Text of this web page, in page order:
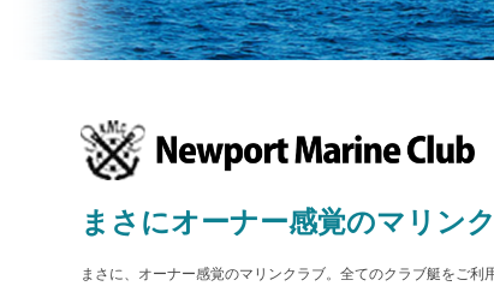
まさにオーナー感覚のマリン
まさに、オーナー感覚のマリンクラブ。全てのクラブ艇をご